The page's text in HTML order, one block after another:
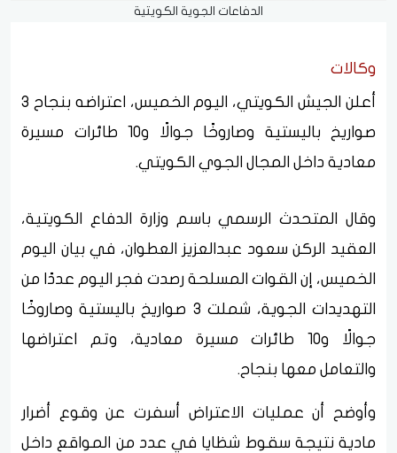
الدفاعات الجوية الكويتية
وكالات
أعلن الجيش الكويتي، اليوم الخميس، اعتراضه بنجاح 3
صواريخ باليستية وصاروخًا جوالًا و10 طائرات مسيرة
معادية داخل المجال الجوي الكويتي.
وقال المتحدث الرسمي باسم وزارة الدفاع الكويتية،
العقيد الركن سعود عبدالعزيز العطوان، في بيان اليوم
الخميس، إن القوات المسلحة رصدت فجر اليوم عددًا من
التهديدات الجوية، شملت 3 صواريخ باليستية وصاروخًا
جوالًا و10 طائرات مسيرة معادية، وتم اعتراضها
والتعامل معها بنجاح.
وأوضح أن عمليات الاعتراض أسفرت عن وقوع أضرار
مادية نتيجة سقوط شظايا في عدد من المواقع داخل